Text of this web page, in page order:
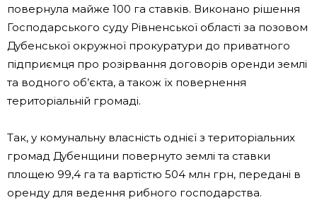
повернула майже 100 га ставків. Виконано рішення
Господарського суду Рівненської області за позовом
Дубенської окружної прокуратури до приватного
підприємця про розірвання договорів оренди землі
та водного об’єкта, а також їх повернення
територіальній громаді.
Так, у комунальну власність однієї з територіальних
громад Дубенщини повернуто землі та ставки
площею 99,4 га та вартістю 504 млн грн, передані в
оренду для ведення рибного господарства.